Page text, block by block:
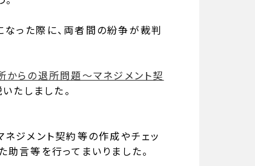
った際に、両者間の紛争が裁判
からの退所問題〜マネジメント契
たしました。
ネジメント契約等の作成やチェッ
言等を行ってまいりました。